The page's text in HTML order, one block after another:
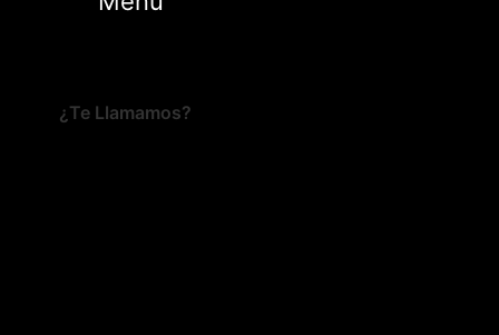
¿Te Llamamos?